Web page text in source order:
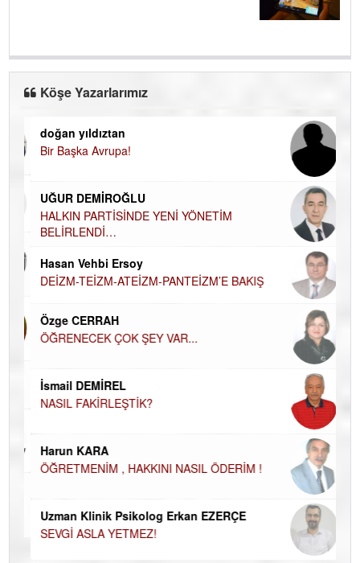
Köşe Yazarlarımız
doğan yıldıztan
Bir Başka Avrupa!
UĞUR DEMİROĞLU
HALKIN PARTİSİNDE YENİ YÖNETİM
BELİRLENDİ…
Hasan Vehbi Ersoy
DEİZM-TEİZM-ATEİZM-PANTEİZM’E BAKIŞ
Özge CERRAH
ÖĞRENECEK ÇOK ŞEY VAR...
İsmail DEMİREL
NASIL FAKİRLEŞTİK?
Harun KARA
ÖĞRETMENİM , HAKKINI NASIL ÖDERİM !
Uzman Klinik Psikolog Erkan EZERÇE
SEVGİ ASLA YETMEZ!